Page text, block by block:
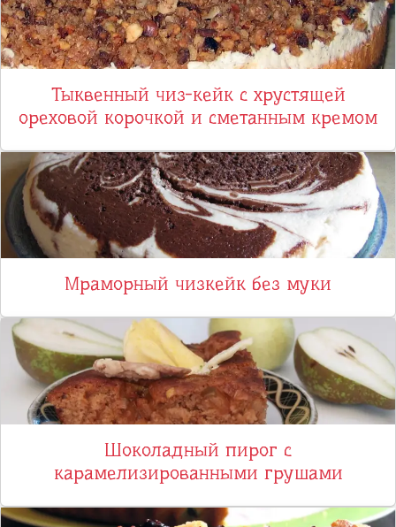
Тыквенный чиз-кейк с хрустящей
ореховой корочкой и сметанным кремом
Мраморный чизкейк без муки
Шоколадный пирог с
карамелизированными грушами